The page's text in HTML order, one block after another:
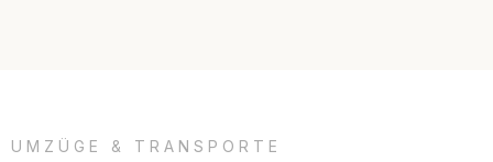
UMZÜGE & TRANSPORTE